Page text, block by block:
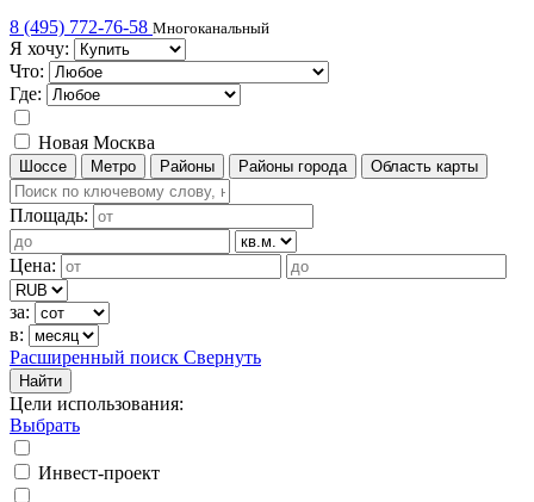
8 (495) 772-76-58 Многоканальный
Я хочу:
Что:
Где:
Новая Москва
Шоссе Метро Районы Районы города Область карты
Площадь:
Цена:
за:
в:
Расширенный поиск Свернуть
Найти
Цели использования:
Выбрать
Инвест-проект